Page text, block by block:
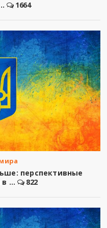
1664
перспективные
...
822